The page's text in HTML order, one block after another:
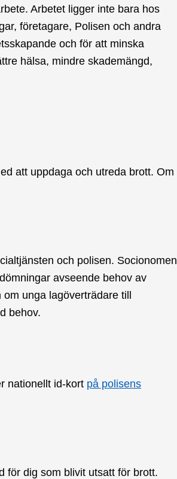
Arbetet ligger inte bara hos
företagare, Polisen och andra
och för att minska
hälsa, mindre skademängd,
att uppdaga och utreda brott. Om
och polisen. Socionomen
avseende behov av
unga lagöverträdare till
behov.
nationellt id-kort på polisens
för dig som blivit utsatt för brott.